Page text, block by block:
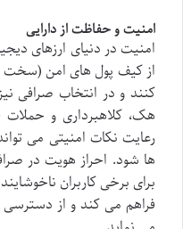
امنیت و حفاظت از دارایی
امنیت در دنیای ارزهای
از کیف پول های امن (سخت
کنند و در انتخاب صرافی
هک، کلاهبرداری و
رعایت نکات امنیتی می
ها شود. احراز هویت در
برای برخی کاربران
فراهم می کند و از دسترسی